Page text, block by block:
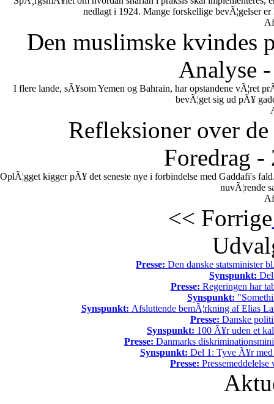
nedlagt i 1924. Mange forskellige bevÃ¦gelser
Den muslimske kvindes
Analyse
I flere lande, sÃ¥som Yemen og Bahrain, har opstandene vÃ¦ret
bevÃ¦get sig ud pÃ¥
Refleksioner over
Foredrag -
OplÃ¦gget kigger pÃ¥ det seneste nye i forbindelse med Gaddafi's
nuvÃ¦rende
<< Forrige
Presse: Den danske statsminister
Synspunkt:
Presse: Regeringen har
Synspunkt:
Synspunkt: Afsluttende bemÃ¦rkning af Elias
Presse: Danske
Synspunkt: 100 Ã¥r uden et
Presse: Danmarks
Synspunkt: Del 1: Tyve Ã¥r med
Presse: